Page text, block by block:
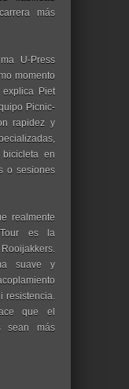
más
U-Press
momento
Piet
Picnic-
rapidez y
en
o sesiones
realmente
es la
suave y
resistencia.
que el
sean más